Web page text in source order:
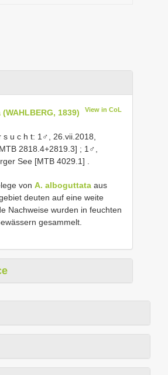
1839) View in CoL
u c h t: 1♂, 26.vii.2018,
2818.4+2819.3] ; 1♂,
See [MTB 4029.1]
von A. alboguttata aus
deuten auf eine weite
Nachweise wurden in feuchten
gesammelt.